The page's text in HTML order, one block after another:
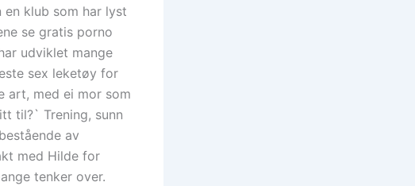
en klub som har lyst
se gratis porno
udviklet mange
sex leketøy for
art, med ei mor som
til?` Trening, sunn
av
med Hilde for
tenker over.